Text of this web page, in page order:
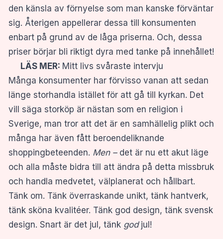
den känsla av förnyelse som man kanske förväntar
sig. Återigen appellerar dessa till konsumenten
enbart på grund av de låga priserna. Och, dessa
priser börjar bli riktigt dyra med tanke på innehållet!
LÄS MER: Mitt livs svåraste intervju
Många konsumenter har förvisso vanan att sedan
länge storhandla istället för att gå till kyrkan. Det
vill säga storköp är nästan som en religion i
Sverige, man tror att det är en samhällelig plikt och
många har även fått beroendeliknande
shoppingbeteenden. Men –det är nu ett akut läge
och alla måste bidra till att ändra på detta missbruk
och handla medvetet, välplanerat och hållbart.
Tänk om. Tänk överraskande unikt, tänk hantverk,
tänk sköna kvalitéer. Tänk god design, tänk svensk
design. Snart är det jul, tänk godjul!